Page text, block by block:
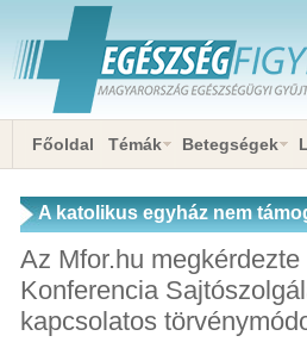
Főoldal Témák Betegségek
A katolikus egyház nem
Az Mfor.hu
Konferencia
kapcsolatos